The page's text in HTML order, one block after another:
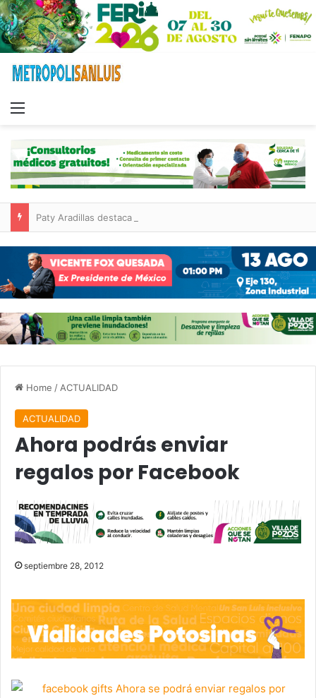
Home / ACTUALIDAD
ACTUALIDAD
Ahora podrás enviar
regalos por Facebook
septiembre 28, 2012